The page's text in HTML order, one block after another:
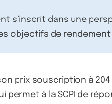
s’inscrit dans une
objectifs de
prix souscription à
à la SCPI de